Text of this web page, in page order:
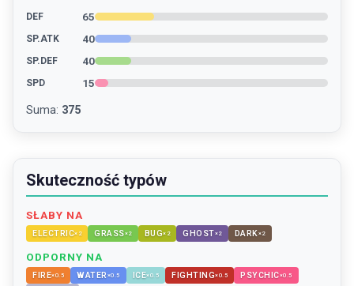
DEF 65
SP.ATK 40
SP.DEF 40
SPD 15
Suma: 375
Skuteczność typów
SŁABY NA
ELECTRIC× 2 GRASS×2 BUG× 2 GHOST×2 DARK×2
ODPORNY NA
FIRE×0.5 WATER ×0.5 ICE×0.5 FIGHTING×0.5 PSYCHIC×0.5